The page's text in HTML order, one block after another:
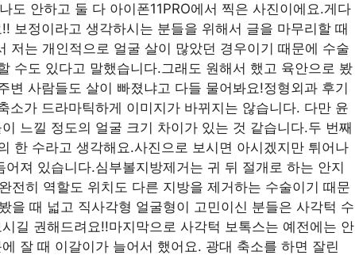
도 안하고 둘 다 아이폰11PRO에서 찍은 사진이에요.게다
보정이라고 생각하시는 분들을 위해서 글을 마무리할 때
저는 개인적으로 얼굴 살이 많았던 경우이기 때문에 수술
수도 있다고 말했습니다.그래도 원해서 했고 육안으로 봤
변 사람들도 살이 빠졌냐고 다들 물어봐요!정형외과 후기
소가 드라마틱하게 이미지가 바뀌지는 않습니다. 다만 윤
느낄 정도의 얼굴 크기 차이가 있는 것 같습니다.두 번째
한 수라고 생각해요.사진으로 보시면 아시겠지만 튀어나
져 있습니다.심부볼지방제거는 귀 뒤 절개로 하는 안지
전히 역할도 위치도 다른 지방을 제거하는 수술이기 때문
을 때 넓고 직사각형 얼굴형이 고민이신 분들은 사각턱 수
길 권해드려요!!마지막으로 사각턱 보톡스는 예전에는 안
잘 때 이갈이가 늘어서 했어요. 광대 축소를 하면 잘린